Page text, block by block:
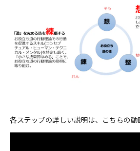
各ステップの詳しい説明は、こちらの動